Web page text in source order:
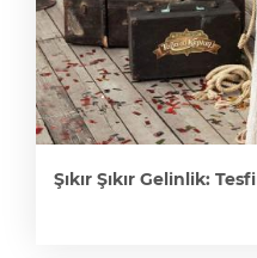
Şıkır Şıkır Gelinlik: Tesfi